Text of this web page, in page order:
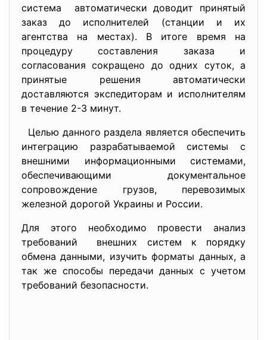
система автоматически доводит принятый
заказ до исполнителей (станции и их
агентства на местах). В итоге время на
процедуру составления заказа и
согласования сокращено до одних суток, а
принятые решения автоматически
доставляются экспедиторам и исполнителям
в течение 2-3 минут.
Целью данного раздела является обеспечить
интеграцию разрабатываемой системы с
внешними информационными системами,
обеспечивающими документальное
сопровождение грузов, перевозимых
железной дорогой Украины и России.
Для этого необходимо провести анализ
требований внешних систем к порядку
обмена данными, изучить форматы данных, а
так же способы передачи данных с учетом
требований безопасности.